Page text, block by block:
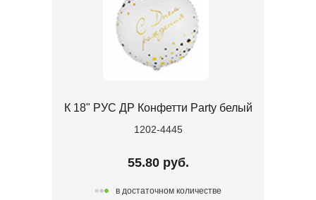
К 18" РУС ДР Конфетти Party белый
1202-4445
55.80 руб.
в достаточном количестве